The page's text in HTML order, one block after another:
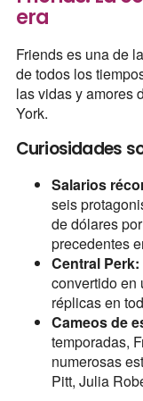
era
Friends es una de
de todos los
las vidas y amores
York.
Curiosidades
Salarios
seis
de dólares
precedentes
Central Perk:
convertido en
réplicas en
Cameos de
temporadas,
numerosas
Pitt, Julia